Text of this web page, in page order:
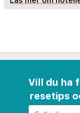
Vill du ha
resetips